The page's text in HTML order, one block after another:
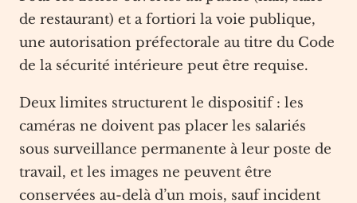
de restaurant) et a fortiori la voie publique,
une autorisation préfectorale au titre du Code
de la sécurité intérieure peut être requise.
Deux limites structurent le dispositif : les
caméras ne doivent pas placer les salariés
sous surveillance permanente à leur poste de
travail, et les images ne peuvent être
conservées au-delà d’un mois, sauf incident